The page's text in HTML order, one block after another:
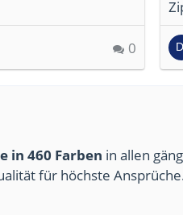
0
in 460 Farben in allen
für höchste